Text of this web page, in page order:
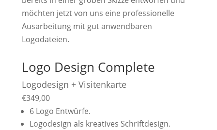
möchten jetzt von uns eine professionelle
Ausarbeitung mit gut anwendbaren
Logodateien.
Logo Design Complete
Logodesign + Visitenkarte
€349,00
6 Logo Entwürfe.
Logodesign als kreatives Schriftdesign.